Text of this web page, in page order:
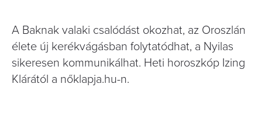
A Baknak valaki csalódást okozhat, az Oroszlán
élete új kerékvágásban folytatódhat, a Nyilas
sikeresen kommunikálhat. Heti horoszkóp Izing
Klárától a nőklapja.hu-n.